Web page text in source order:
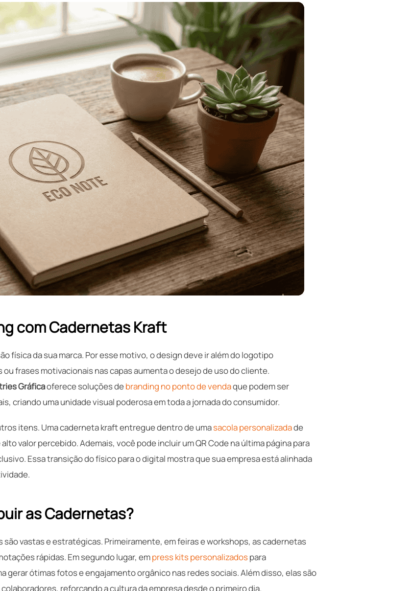
com Cadernetas Kraft
física da sua marca. Por esse motivo, o design deve ir além do logotipo
frases motivacionais nas capas aumenta o desejo de uso do cliente.
Gráficaoferece soluções debranding no ponto de vendaque podem ser
criando uma unidade visual poderosa em toda a jornada do consumidor.
itens. Uma caderneta kraft entregue dentro de umasacola personalizadade
valor percebido. Ademais, você pode incluir um QR Code na última página para
Essa transição do físico para o digital mostra que sua empresa está alinhada
as Cadernetas?
são vastas e estratégicas. Primeiramente, em feiras e workshops, as cadernetas
rápidas. Em segundo lugar, empress kits personalizadospara
gerar ótimas fotos e engajamento orgânico nas redes sociais. Além disso, elas são
reforçando a cultura da empresa desde o primeiro dia.